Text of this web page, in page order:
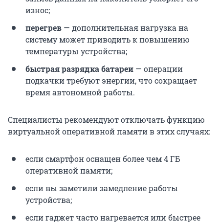
износ;
перегрев — дополнительная нагрузка на
систему может приводить к повышению
температуры устройства;
быстрая разрядка батареи — операции
подкачки требуют энергии, что сокращает
время автономной работы.
Специалисты рекомендуют отключать функцию
виртуальной оперативной памяти в этих случаях:
если смартфон оснащен более чем 4 ГБ
оперативной памяти;
если вы заметили замедление работы
устройства;
если гаджет часто нагревается или быстрее